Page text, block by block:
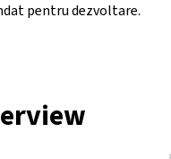
pentru dezvoltare.